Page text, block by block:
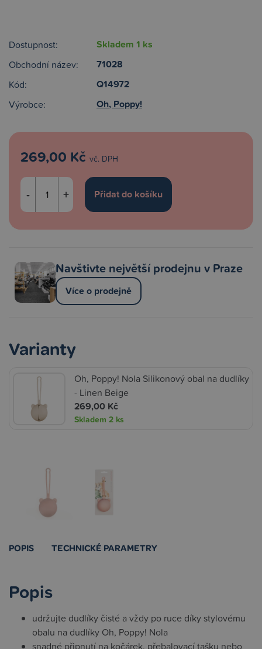
Dostupnost: Skladem 1 ks
Obchodní název: 71028
Kód: Q14972
Výrobce: Oh, Poppy!
269,00 Kč vč. DPH
- +
Navštivte největší prodejnu v Praze
Více o prodejně
Varianty
Oh, Poppy! Nola Silikonový obal na dudlíky
- Linen Beige
269,00 Kč
Skladem 2 ks
POPIS TECHNICKÉ PARAMETRY
Popis
udržujte dudlíky čisté a vždy po ruce díky stylovému
obalu na dudlíky Oh, Poppy! Nola
snadné připnutí na kočárek, přebalovací tašku nebo